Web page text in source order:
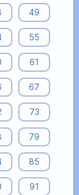
49
55
61
67
73
79
85
91